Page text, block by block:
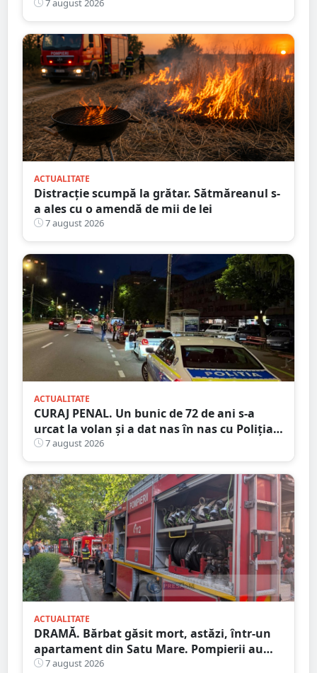
nouă întârziere. Fără explicații clare
7 august 2026
ACTUALITATE
Distracție scumpă la grătar. Sătmăreanul s-
a ales cu o amendă de mii de lei
7 august 2026
ACTUALITATE
CURAJ PENAL. Un bunic de 72 de ani s-a
urcat la volan și a dat nas în nas cu Poliția
Satu Mare
7 august 2026
ACTUALITATE
DRAMĂ. Bărbat găsit mort, astăzi, într-un
apartament din Satu Mare. Pompierii au
spart ușa
7 august 2026